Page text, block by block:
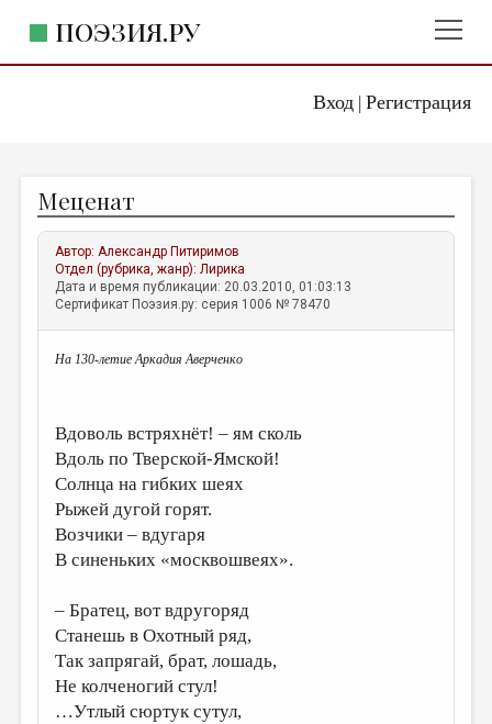
Вход| Регистрация
ПОЭЗИЯ.РУ
ЖАНРЫ
АВТОРЫ
КОММЕНТАРИИ
ЛИТСАЛОН
НОВОСТИ
ОТДЕЛЫ И РУБРИКИ
ИЗБРАННОЕ
ДАЙДЖЕСТ
ПРОИЗВЕДЕНИЯ
ПЕРЕВОДЫ
КОНКУРСЫ
ДЕТСКАЯ КОМНАТА
КНИЖНАЯ ПОЛКА
Меценат
Автор:Александр Питиримов
Отдел (рубрика, жанр):Лирика
Дата и время публикации: 20.03.2010, 01:03:13
Сертификат Поэзия.ру: серия 1006 № 78470
На 130-летие Аркадия Аверченко
Вдоволь встряхнёт! – ям сколь
Вдоль по Тверской-Ямской!
Солнца на гибких шеях
Рыжей дугой горят.
Возчики – вдугаря
В синеньких «москвошвеях».
– Братец, вот вдругоряд
Станешь в Охотный ряд,
Так запрягай, брат, лошадь,
Не колченогий стул!
…Утлый сюртук сутул,